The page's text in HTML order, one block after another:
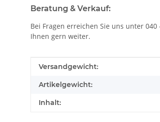
Beratung & Verkauf:
Bei Fragen erreichen Sie uns unter
Ihnen gern weiter.
Produkteigenschaft
Wert
Versandgewicht:
Artikelgewicht:
Inhalt: